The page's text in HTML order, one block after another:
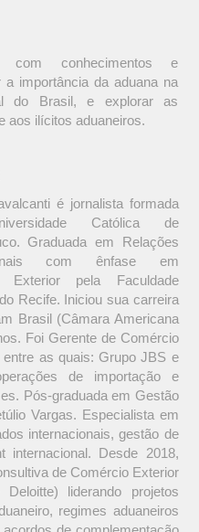
com conhecimentos e
importância da aduana na
do Brasil, e explorar as
aos ilícitos aduaneiros.
é jornalista formada
Católica de
Graduada em Relações
com ênfase em
Exterior pela Faculdade
Recife. Iniciou sua carreira
Brasil (Câmara Americana
Foi Gerente de Comércio
as quais: Grupo JBS e
de importação e
Pós-graduada em Gestão
Vargas. Especialista em
internacionais, gestão de
internacional. Desde 2018,
de Comércio Exterior
liderando projetos
regimes aduaneiros